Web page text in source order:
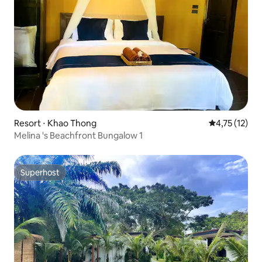
Resort ⋅ Khao Thong 4,75 de uma
4,75 (12)
Melina 's Beachfront Bungalow 1
Superhost
Superhost